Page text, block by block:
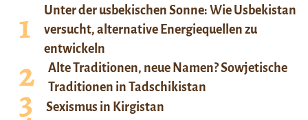
Unter der usbekischen Sonne: Wie Usbekistan
versucht, alternative Energiequellen zu
entwickeln
Alte Traditionen, neue Namen? Sowjetische
Traditionen in Tadschikistan
Sexismus in Kirgistan